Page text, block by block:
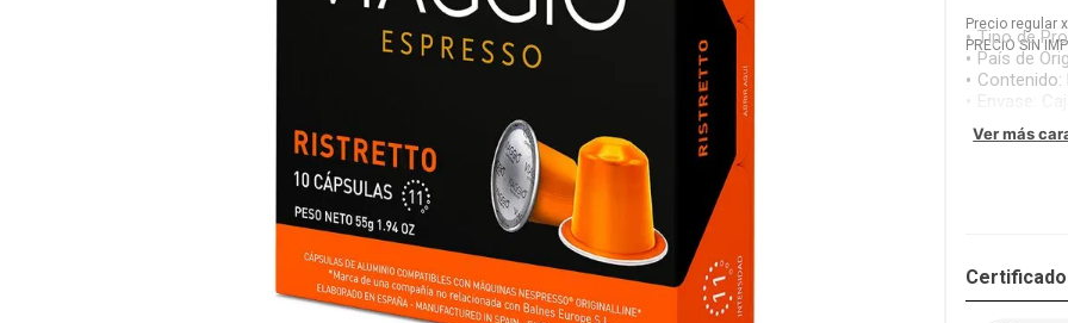
Precio regular x
PRECIO SIN
Tipo de
País de
Contenido:
Ver más
Nestle Classic